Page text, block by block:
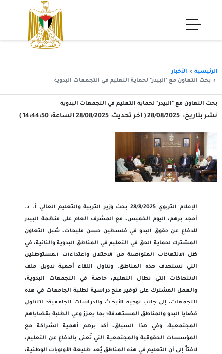
الرئيسية
الأخبار
بحث التعاون مع "البيدر" لحماية التعليم في التجمعات البدوية
بحث التعاون مع "البيدر" لحماية التعليم في التجمعات البدوية
نشر بتاريخ: 28/08/2025 ( آخر تحديث: 28/08/2025 الساعة: 14:44:50 )
الإعلام التربوي 28/8/2025 بحث وزير التربية والتعليم العالي أ. د.
أمجد برهم، اليوم الخميس، مع المشرف العام على منظمة البيدر
للدفاع عن حقوق البدو في فلسطين حسن مليحات، سُبل التعاون
المشترك لحماية الحق في التعليم في المناطق البدوية والنائية، في
ظل الانتهاكات المتواصلة من الاحتلال واعتداءات المستوطنين
التي تستهدف هذه المناطق. وتناول اللقاء أهمية تدويل ملف
الانتهاكات التي تطال التعليم، خاصة في التجمعات البدوية،
والعمل المشترك على توفير منح دراسية لطلبة الجامعات في هذه
التجمعات، إلى جانب توجيه الأبحاث والدراسات الجامعية؛ لتتناول
قضايا البدو والمناطق المستهدفة؛ بما يعزز وعي الطلبة بقضاياهم
المجتمعية. وفي هذا السياق، أكد برهم أهمية الشراكة مع
المؤسسات الحقوقية والمجتمعية التي تُعنى بالدفاع عن التعليم،
لافتاً إلى أن التعليم في هذه المناطق يُعد طليعة الأولويات الوطنية،